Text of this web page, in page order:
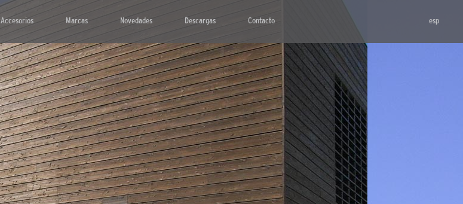
esp
content
Accesorios Marcas Novedades Descargas Contacto